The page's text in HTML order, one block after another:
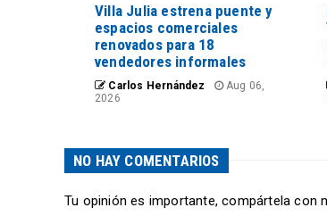
Villa Julia estrena puente y
espacios comerciales
renovados para 18
vendedores informales
Carlos Hernández
Aug 06,
2026
NO HAY COMENTARIOS
Tu opinión es importante, compártela con